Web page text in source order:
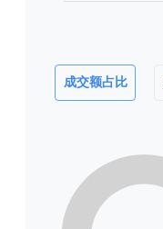
成交额占比